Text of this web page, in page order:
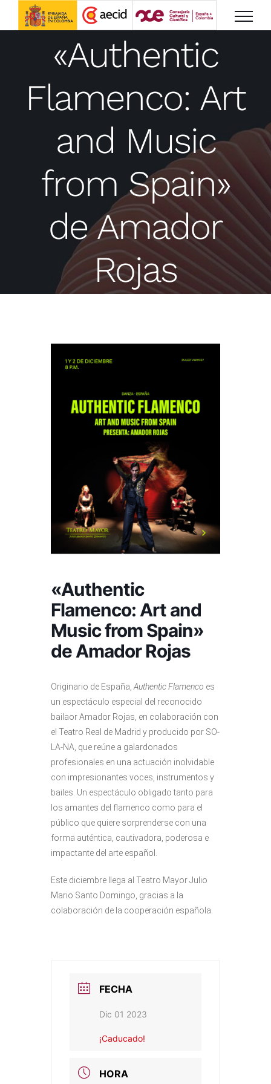
Saltar
«Authentic
Flamenco: Art
and Music
from Spain»
de Amador
Rojas
«Authentic
Flamenco: Art and
Music from Spain»
de Amador Rojas
Originario de España, Authentic Flamenco es
un espectáculo especial del reconocido
bailaor Amador Rojas, en colaboración con
el Teatro Real de Madrid y producido por SO-
LA-NA, que reúne a galardonados
profesionales en una actuación inolvidable
con impresionantes voces, instrumentos y
bailes. Un espectáculo obligado tanto para
los amantes del flamenco como para el
público que quiere sorprenderse con una
forma auténtica, cautivadora, poderosa e
impactante del arte español.
Este diciembre llega al Teatro Mayor Julio
Mario Santo Domingo, gracias a la
colaboración de la cooperación española.
FECHA
Dic 01 2023
¡Caducado!
HORA